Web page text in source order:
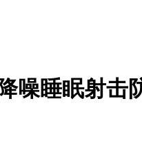
噪睡眠射击